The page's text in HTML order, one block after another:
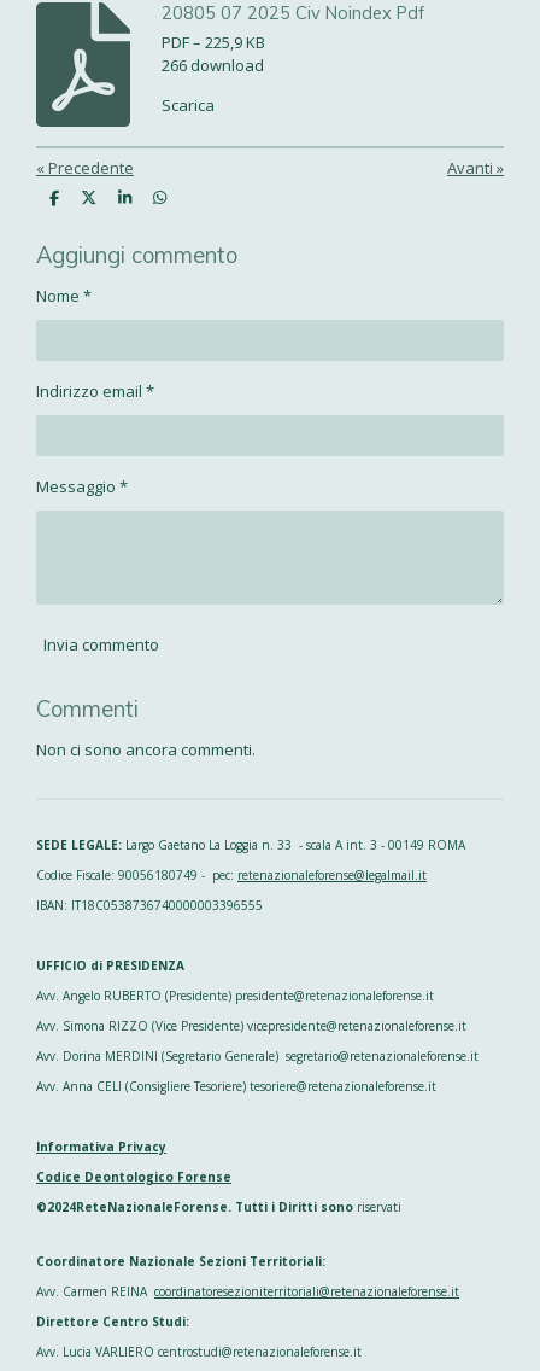
20805 07 2025 Civ Noindex Pdf
PDF – 225,9 KB
266 download
Scarica
«Precedente Avanti »
C
d
i
i
C
d
i
i
C
d
i
C
d
i
Aggiungi commento
Nome *
Indirizzo email *
Messaggio *
Invia commento
Commenti
Non ci sono ancora commenti.
SEDE LEGALE: Largo Gaetano La Loggia n. 33 - scala A int. 3 - 00149 ROMA
Codice Fiscale: 90056180749 - pec: retenazionaleforense@legalmail.it
IBAN: IT18C0538736740000003396555
UFFICIO di PRESIDENZA
Avv. Angelo RUBERTO (Presidente) presidente@retenazionaleforense.it
Avv. Simona RIZZO (Vice Presidente) vicepresidente@retenazionaleforense.it
Avv. Dorina MERDINI (Segretario Generale) segretario@retenazionaleforense.it
Avv. Anna CELI (Consigliere Tesoriere) tesoriere@retenazionaleforense.it
Informativa Privacy
Codice Deontologico Forense
©2024ReteNazionaleForense. Tutti i Diritti sono riservati
Coordinatore Nazionale Sezioni Territoriali:
Avv. Carmen REINA coordinatoresezioniterritoriali@retenazionaleforense.it
Direttore Centro Studi:
Avv. Lucia VARLIERO centrostudi@retenazionaleforense.it